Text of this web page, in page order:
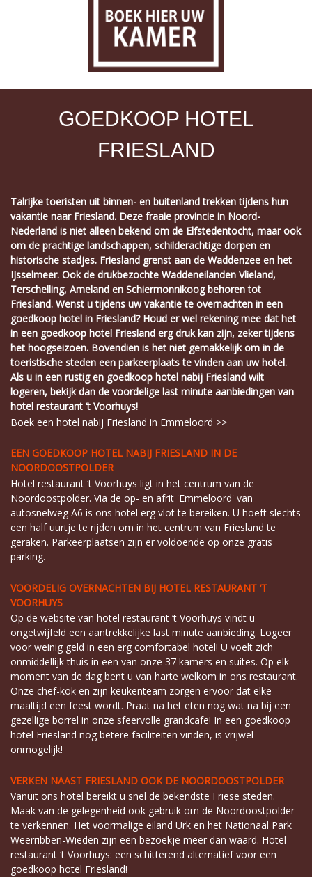
GOEDKOOP HOTEL
FRIESLAND
Talrijke toeristen uit binnen- en buitenland trekken tijdens hun
vakantie naar Friesland. Deze fraaie provincie in Noord-
Nederland is niet alleen bekend om de Elfstedentocht, maar ook
om de prachtige landschappen, schilderachtige dorpen en
historische stadjes. Friesland grenst aan de Waddenzee en het
IJsselmeer. Ook de drukbezochte Waddeneilanden Vlieland,
Terschelling, Ameland en Schiermonnikoog behoren tot
Friesland. Wenst u tijdens uw vakantie te overnachten in een
goedkoop hotel in Friesland? Houd er wel rekening mee dat het
in een goedkoop hotel Friesland erg druk kan zijn, zeker tijdens
het hoogseizoen. Bovendien is het niet gemakkelijk om in de
toeristische steden een parkeerplaats te vinden aan uw hotel.
Als u in een rustig en goedkoop hotel nabij Friesland wilt
logeren, bekijk dan de voordelige last minute aanbiedingen van
hotel restaurant ‘t Voorhuys!
Boek een hotel nabij Friesland in Emmeloord >>
EEN GOEDKOOP HOTEL NABIJ FRIESLAND IN DE
NOORDOOSTPOLDER
Hotel restaurant ‘t Voorhuys ligt in het centrum van de
Noordoostpolder. Via de op- en afrit 'Emmeloord' van
autosnelweg A6 is ons hotel erg vlot te bereiken. U hoeft slechts
een half uurtje te rijden om in het centrum van Friesland te
geraken. Parkeerplaatsen zijn er voldoende op onze gratis
parking.
VOORDELIG OVERNACHTEN BIJ HOTEL RESTAURANT ‘T
VOORHUYS
Op de website van hotel restaurant ‘t Voorhuys vindt u
ongetwijfeld een aantrekkelijke last minute aanbieding. Logeer
voor weinig geld in een erg comfortabel hotel! U voelt zich
onmiddellijk thuis in een van onze 37 kamers en suites. Op elk
moment van de dag bent u van harte welkom in ons restaurant.
Onze chef-kok en zijn keukenteam zorgen ervoor dat elke
maaltijd een feest wordt. Praat na het eten nog wat na bij een
gezellige borrel in onze sfeervolle grandcafe! In een goedkoop
hotel Friesland nog betere faciliteiten vinden, is vrijwel
onmogelijk!
VERKEN NAAST FRIESLAND OOK DE NOORDOOSTPOLDER
Vanuit ons hotel bereikt u snel de bekendste Friese steden.
Maak van de gelegenheid ook gebruik om de Noordoostpolder
te verkennen. Het voormalige eiland Urk en het Nationaal Park
Weerribben-Wieden zijn een bezoekje meer dan waard. Hotel
restaurant ‘t Voorhuys: een schitterend alternatief voor een
goedkoop hotel Friesland!